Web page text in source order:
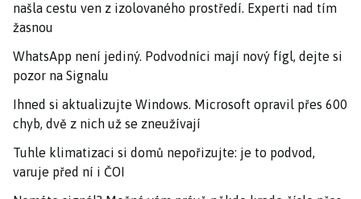
našla cestu ven z izolovaného prostředí. Experti nad tím
žasnou
WhatsApp není jediný. Podvodníci mají nový fígl, dejte si
pozor na Signalu
Ihned si aktualizujte Windows. Microsoft opravil přes 600
chyb, dvě z nich už se zneužívají
Tuhle klimatizaci si domů nepořizujte: je to podvod,
varuje před ní i ČOI